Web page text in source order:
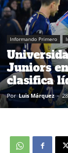
Informando Primero
Juniors
clasifica
Por Luis Márquez -